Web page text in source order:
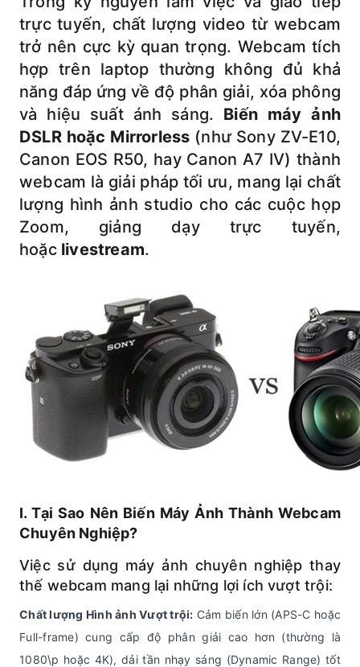
trực tuyến, chất lượng video từ webcam
trở nên cực kỳ quan trọng. Webcam tích
hợp trên laptop thường không đủ khả
năng đáp ứng về độ phân giải, xóa phông
và hiệu suất ánh sáng. Biến máy ảnh
DSLR hoặc Mirrorless (như Sony ZV-E10,
Canon EOS R50, hay Canon A7 IV) thành
webcam là giải pháp tối ưu, mang lại chất
lượng hình ảnh studio cho các cuộc họp
Zoom, giảng dạy trực tuyến,
hoặc livestream.
I. Tại Sao Nên Biến Máy Ảnh Thành Webcam
Chuyên Nghiệp?
Việc sử dụng máy ảnh chuyên nghiệp thay
thế webcam mang lại những lợi ích vượt trội:
Chất lượng Hình ảnh Vượt trội: Cảm biến lớn (APS-C hoặc
Full-frame) cung cấp độ phân giải cao hơn (thường là
1080\p hoặc 4K), dải tần nhạy sáng (Dynamic Range) tốt